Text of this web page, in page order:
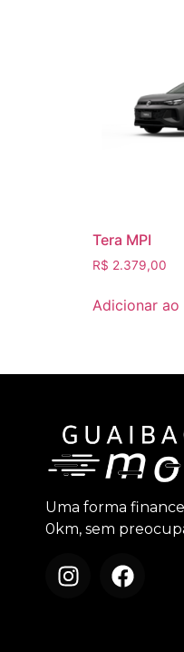
Tera MPI
R$ 2.379,00
Adicionar ao
Uma forma
0km, sem